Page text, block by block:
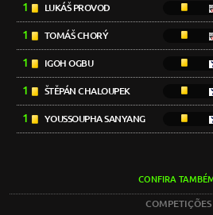
1 LUKÁŠ PROVOD
1 TOMÁŠ CHORÝ
1 IGOH OGBU
1 ŠTĚPÁN CHALOUPEK
1 YOUSSOUPHA SANYANG
CONFIRA
COMPETIÇÕES